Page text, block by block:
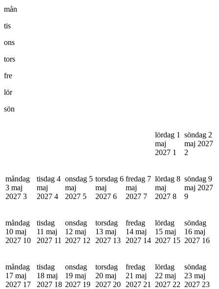
mån
tis
ons
tors
fre
lör
sön
lördag 1
maj
2027 1
söndag 2
maj 2027
2
måndag
3 maj
2027 3
tisdag 4
maj
2027 4
onsdag 5
maj
2027 5
torsdag 6
maj
2027 6
fredag 7
maj
2027 7
lördag 8
maj
2027 8
söndag 9
maj 2027
9
måndag
10 maj
2027 10
tisdag
11 maj
2027 11
onsdag
12 maj
2027 12
torsdag
13 maj
2027 13
fredag
14 maj
2027 14
lördag
15 maj
2027 15
söndag
16 maj
2027 16
måndag
17 maj
2027 17
tisdag
18 maj
2027 18
onsdag
19 maj
2027 19
torsdag
20 maj
2027 20
fredag
21 maj
2027 21
lördag
22 maj
2027 22
söndag
23 maj
2027 23